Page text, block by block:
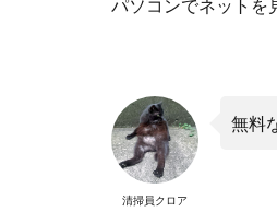
パソコンでネットを
清掃員クロア
無料